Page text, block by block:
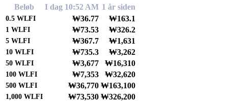
Beløb I dag 10:52 AM 1 år siden
0.5 WLFI ₩36.77 ₩163.1
1 WLFI ₩73.53 ₩326.2
5 WLFI ₩367.7 ₩1,631
10 WLFI ₩735.3 ₩3,262
50 WLFI ₩3,677 ₩16,310
100 WLFI ₩7,353 ₩32,620
500 WLFI ₩36,770 ₩163,100
1,000 WLFI ₩73,530 ₩326,200